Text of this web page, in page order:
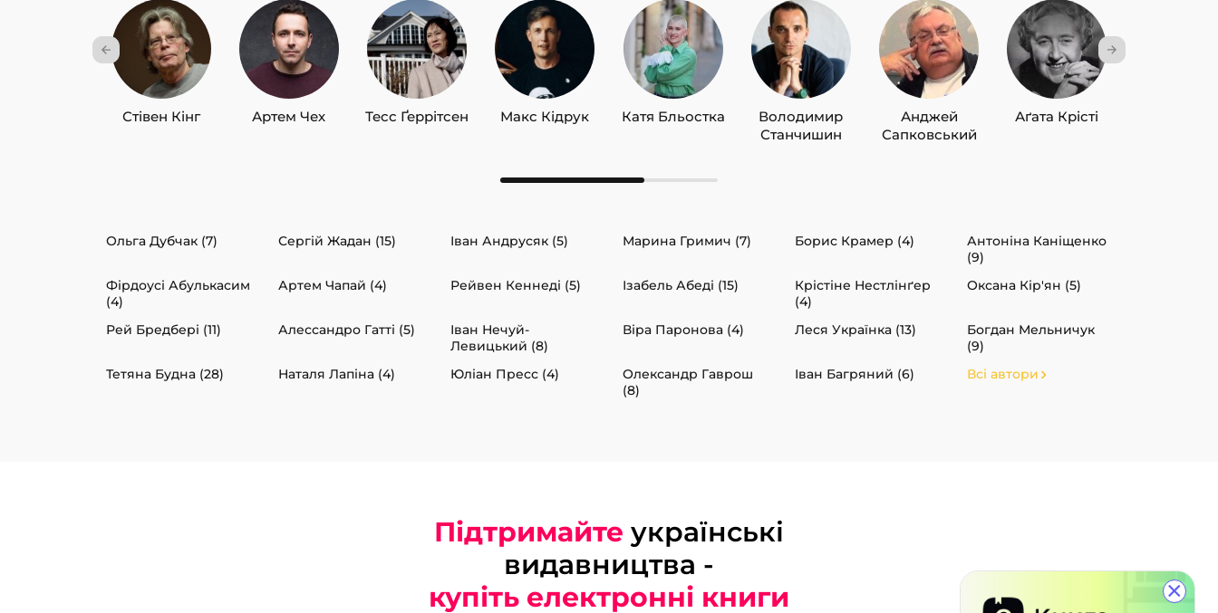
×
Стівен Кінг Артем Чех Тесс Ґеррітсен Макс Кідрук Катя Бльостка
Володимир
Станчишин
Анджей
Сапковський
Аґата Крісті
Ольга Дубчак (7) Сергій Жадан (15) Іван Андрусяк (5) Марина Гримич (7) Борис Крамер (4)
Антоніна Каніщенко
(9)
Фірдоусі Абулькасим
(4)
Артем Чапай (4) Рейвен Кеннеді (5) Ізабель Абеді (15)
Крістіне Нестлінґер
(4)
Оксана Кір'ян (5)
Рей Бредбері (11) Алессандро Гатті (5)
Іван Нечуй-
Левицький (8)
Віра Паронова (4) Леся Українка (13)
Богдан Мельничук
(9)
Тетяна Будна (28)
Наталя Лапіна (4) Юліан Пресс (4)
Олександр Гаврош
(8)
Іван Багряний (6) Всі автори
Підтримайте українські
видавництва -
купіть електронні книги